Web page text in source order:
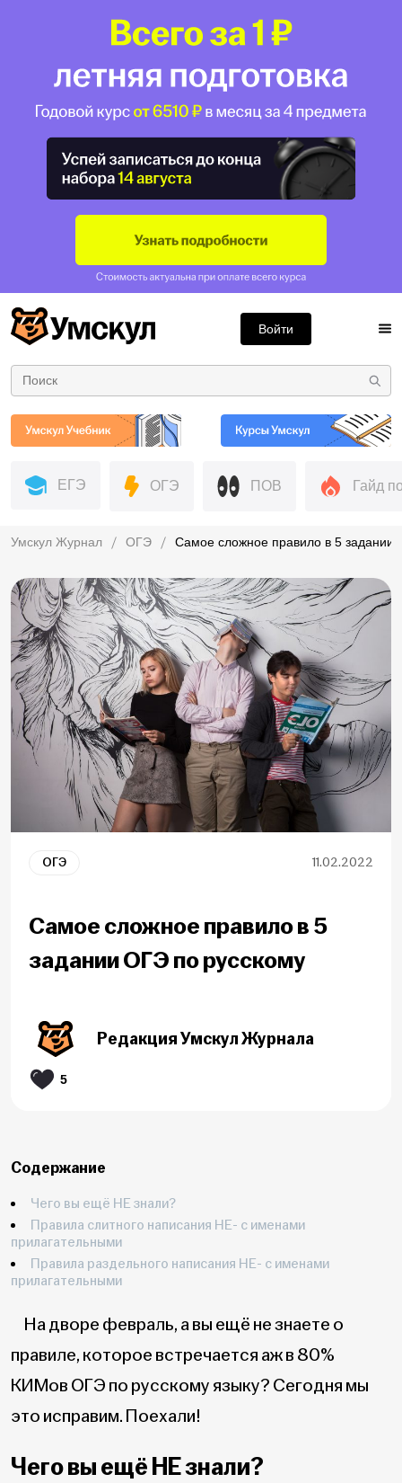
Войти
ЕГЭ ОГЭ ПОВ Гайд
Умскул Журнал ОГЭ Самое сложное правило в 5 задании
ОГЭ 11.02.2022
Самое сложное правило в 5
задании ОГЭ по русскому
Редакция Умскул Журнала
5
Содержание
Чего вы ещё НЕ знали?
Правила слитного написания НЕ- с именами
прилагательными
Правила раздельного написания НЕ- с именами
прилагательными
На дворе февраль, а вы ещё не знаете о
правиле, которое встречается аж в 80%
КИМов ОГЭ по русскому языку? Сегодня мы
это исправим. Поехали!
Чего вы ещё НЕ знали?